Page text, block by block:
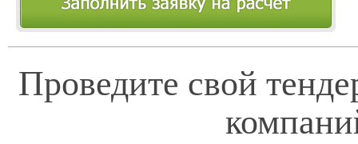
Проведите свой